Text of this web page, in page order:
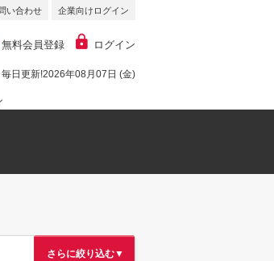
い合わせ 企業向けログイン
無料会員登録 ログイン
毎日更新!2026年08月07日 (金)
さらに絞り込む▼